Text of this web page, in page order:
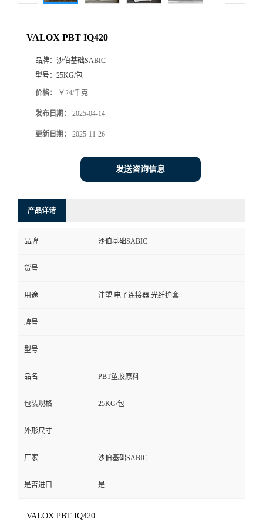
VALOX PBT IQ420
品牌： 沙伯基础SABIC
型号： 25KG/包
价格： ￥24/千克
发布日期： 2025-04-14
更新日期： 2025-11-26
发送咨询信息
产品详请
品牌 沙伯基础SABIC
货号
用途 注塑 电子连接器 光纤护套
牌号
型号
品名 PBT塑胶原料
包装规格 25KG/包
外形尺寸
厂家 沙伯基础SABIC
是否进口 是
VALOX PBT IQ420